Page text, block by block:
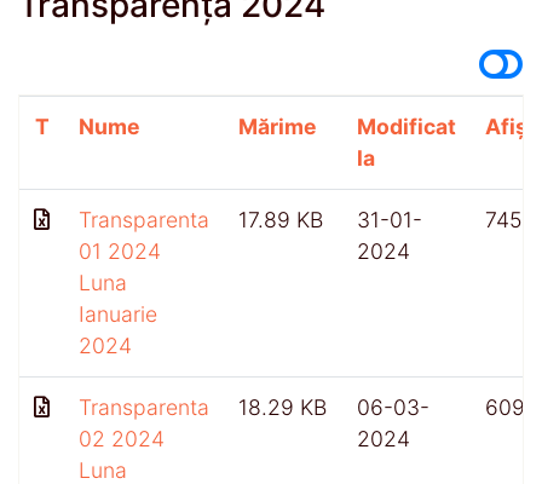
T Nume Mărime
Modificat
la
Transparenta
01 2024
Luna
Ianuarie
2024
17.89 KB
31-01-
2024
745
Transparenta
02 2024
Luna
18.29 KB
06-03-
2024
609